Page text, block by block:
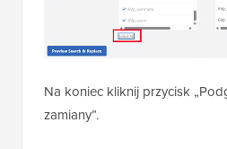
Na koniec kliknij przycisk
zamiany”.